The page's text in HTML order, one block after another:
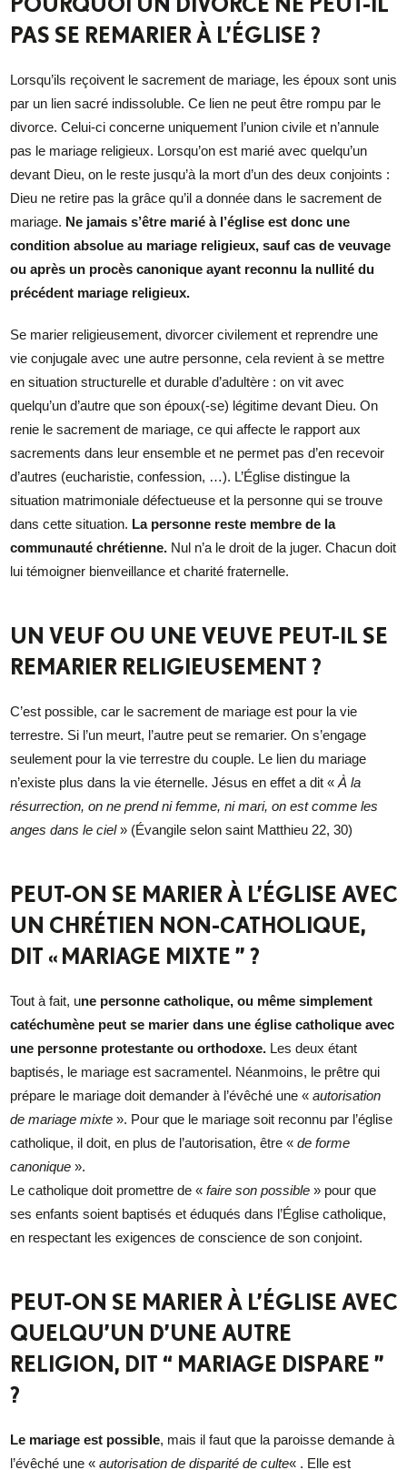
PAS SE REMARIER À L’ÉGLISE ?
Lorsqu’ils reçoivent le sacrement de mariage, les époux sont unis
par un lien sacré indissoluble. Ce lien ne peut être rompu par le
divorce. Celui-ci concerne uniquement l’union civile et n’annule
pas le mariage religieux. Lorsqu’on est marié avec quelqu’un
devant Dieu, on le reste jusqu’à la mort d’un des deux conjoints :
Dieu ne retire pas la grâce qu’il a donnée dans le sacrement de
mariage. Ne jamais s’être marié à l’église est donc une
condition absolue au mariage religieux, sauf cas de veuvage
ou après un procès canonique ayant reconnu la nullité du
précédent mariage religieux.
Se marier religieusement, divorcer civilement et reprendre une
vie conjugale avec une autre personne, cela revient à se mettre
en situation structurelle et durable d’adultère : on vit avec
quelqu’un d’autre que son époux(-se) légitime devant Dieu. On
renie le sacrement de mariage, ce qui affecte le rapport aux
sacrements dans leur ensemble et ne permet pas d’en recevoir
d’autres (eucharistie, confession, …). L’Église distingue la
situation matrimoniale défectueuse et la personne qui se trouve
dans cette situation. La personne reste membre de la
communauté chrétienne.Nul n’a le droit de la juger. Chacun doit
lui témoigner bienveillance et charité fraternelle.
UN VEUF OU UNE VEUVE PEUT-IL SE
REMARIER RELIGIEUSEMENT ?
C’est possible, car le sacrement de mariage est pour la vie
terrestre. Si l’un meurt, l’autre peut se remarier. On s’engage
seulement pour la vie terrestre du couple. Le lien du mariage
n’existe plus dans la vie éternelle. Jésus en effet a dit « À la
résurrection, on ne prend ni femme, ni mari, on est comme les
anges dans le ciel» (Évangile selon saint Matthieu 22, 30)
PEUT-ON SE MARIER À L’ÉGLISE AVEC
UN CHRÉTIEN NON-CATHOLIQUE,
DIT « MARIAGE MIXTE ” ?
Tout à fait, une personne catholique, ou même simplement
catéchumène peut se marier dans une église catholique avec
une personne protestante ou orthodoxe.Les deux étant
baptisés, le mariage est sacramentel. Néanmoins, le prêtre qui
prépare le mariage doit demander à l’évêché une « autorisation
de mariage mixte». Pour que le mariage soit reconnu par l’église
catholique, il doit, en plus de l’autorisation, être « de forme
canonique».
Le catholique doit promettre de « faire son possible» pour que
ses enfants soient baptisés et éduqués dans l’Église catholique,
en respectant les exigences de conscience de son conjoint.
PEUT-ON SE MARIER À L’ÉGLISE AVEC
QUELQU’UN D’UNE AUTRE
RELIGION, DIT “ MARIAGE DISPARE ”
?
Le mariage est possible, mais il faut que la paroisse demande à
l’évêché une « autorisation de disparité de culte« . Elle est